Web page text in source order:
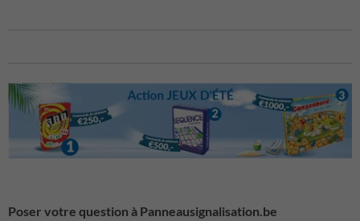
Poser votre question à Panneausignalisation.be